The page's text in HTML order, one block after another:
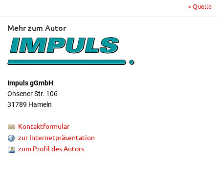
> Quelle
Mehr zum Autor
Impuls gGmbH
Ohsener Str. 106
31789 Hameln
Kontaktformular
zur Internetpräsentation
zum Profil des Autors